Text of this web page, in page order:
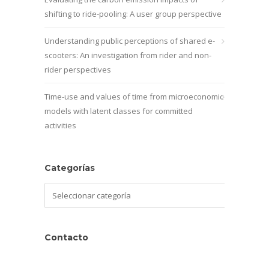
shifting to ride-pooling: A user group perspective
Understanding public perceptions of shared e-
scooters: An investigation from rider and non-
rider perspectives
Time-use and values of time from microeconomic
models with latent classes for committed
activities
Categorías
Contacto